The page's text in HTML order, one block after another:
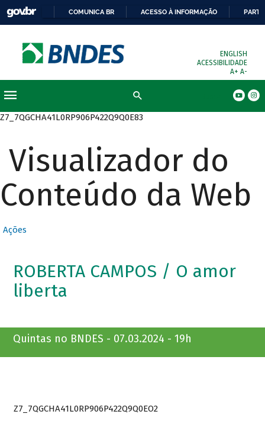
COMUNICA BR ACESSO À INFORMAÇÃO
ENGLISH
ACESSIBILIDADE
A+ A-
Z7_7QGCHA41L0RP906P422Q9Q0E83
Visualizador do
Conteúdo da Web
Ações
ROBERTA CAMPOS / O amor
liberta
Quintas no BNDES - 07.03.2024 - 19h
Z7_7QGCHA41L0RP906P422Q9Q0EO2